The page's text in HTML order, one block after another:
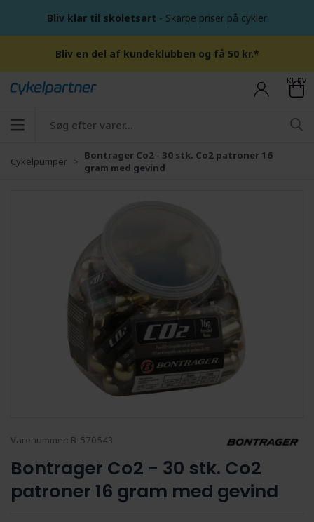
Bliv klar til skoletsart - Skarpe priser på cykler
Bliv en del af kundeklubben og få 50 kr.*
KURV
Cykelpumper
Bontrager Co2 - 30 stk. Co2 patroner 16
gram med gevind
Varenummer: B-570543
Bontrager Co2 - 30 stk. Co2
patroner 16 gram med gevind